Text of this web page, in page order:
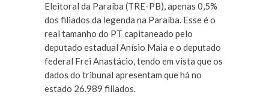
Eleitoral da Paraíba (TRE-PB), apenas 0,5%
dos filiados da legenda na Paraíba. Esse é o
real tamanho do PT capitaneado pelo
deputado estadual Anísio Maia e o deputado
federal Frei Anastácio, tendo em vista que os
dados do tribunal apresentam que há no
estado 26.989 filiados.